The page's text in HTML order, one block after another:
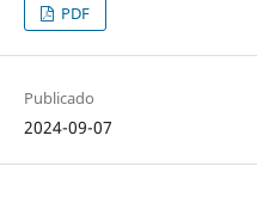
PDF
Publicado
2024-09-07